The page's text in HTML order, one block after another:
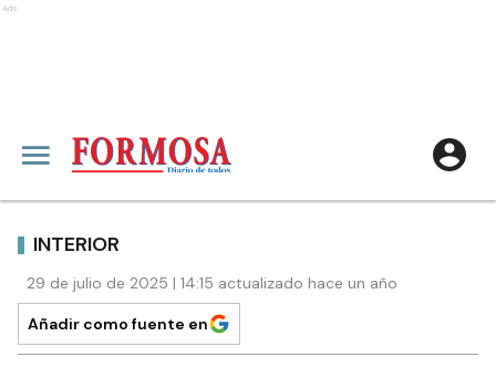
Ads
INTERIOR
29 de julio de 2025 | 14:15 actualizado hace un año
Añadir como fuente en